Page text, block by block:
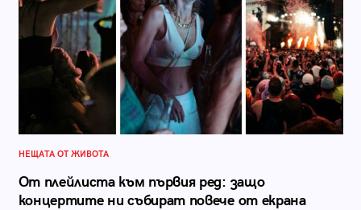
НЕЩАТА ОТ ЖИВОТА
От плейлиста към първия ред: защо
концертите ни събират повече от екрана